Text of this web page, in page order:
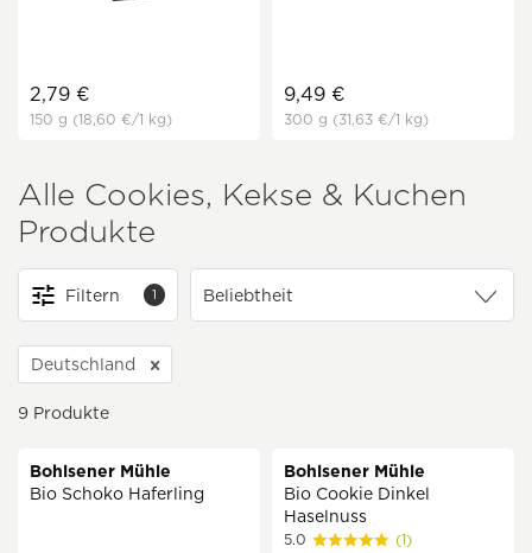
2,79 €
150 g (18,60 €/1 kg)
9,49 €
300 g (31,63 €/1 kg)
Alle Cookies, Kekse & Kuchen
Produkte
Filtern 1
Deutschland
9 Produkte
Bohlsener Mühle
Bio Schoko Haferling
Bohlsener Mühle
Bio Cookie Dinkel
Haselnuss
5.0 (1)